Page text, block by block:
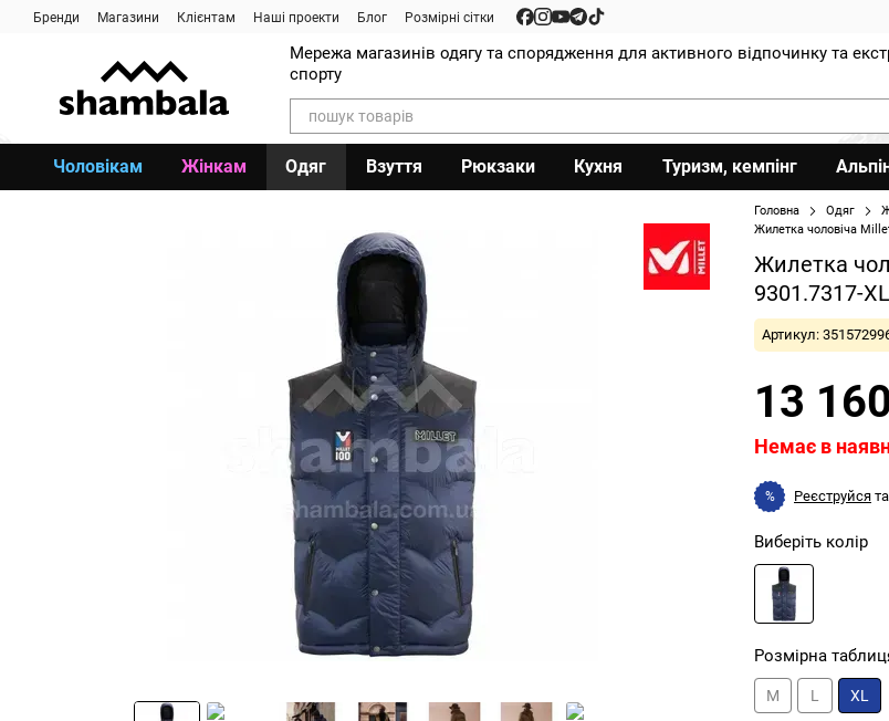
Перейти до основного контенту
Бренди Магазини Клієнтам Наші проекти Блог Розмірні сітки
Мережа магазинів одягу та спорядження для активного відпочинку та
спорту
Чоловікам Жінкам Одяг Взуття Рюкзаки Кухня Туризм, кемпінг
Головна Одяг
Жилетка чоловіча
Жилетка
9301.7317-
Артикул:
13
Немає в
% Реєструйся
Виберіть колір
Розмірна
M L XL